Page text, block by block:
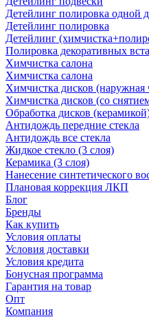
Детейлинг полировка одной
Детейлинг полировка
Детейлинг
Полировка декоративных
Химчистка салона
Химчистка салона
Химчистка дисков (наружная
Химчистка дисков (со
Обработка дисков
Антидождь передние стекла
Антидождь все стекла
Жидкое стекло (3 слоя)
Керамика (3 слоя)
Нанесение синтетического
Плановая коррекция ЛКП
Блог
Бренды
Как купить
Условия оплаты
Условия доставки
Условия кредита
Бонусная программа
Гарантия на товар
Опт
Компания